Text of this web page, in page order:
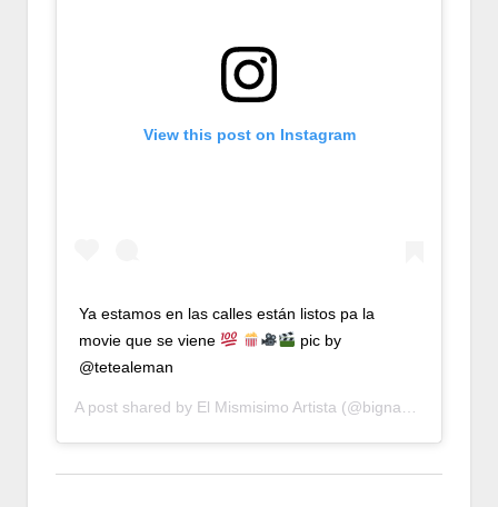
View this post on Instagram
Ya estamos en las calles están listos pa la
movie que se viene
pic by
@tetealeman
A post shared by El Mismisimo Artista (@bignango) on